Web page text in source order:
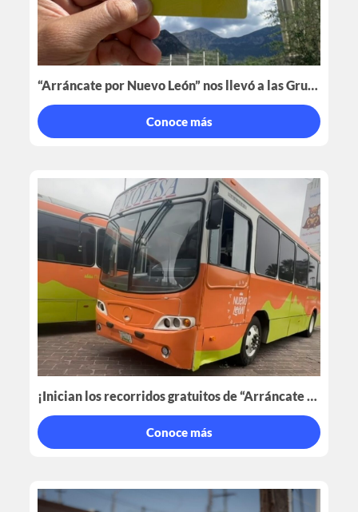
“Arráncate por Nuevo León” nos llevó a las Grutas de García
Conoce más
¡Inician los recorridos gratuitos de “Arráncate por Nuevo León”!
Conoce más